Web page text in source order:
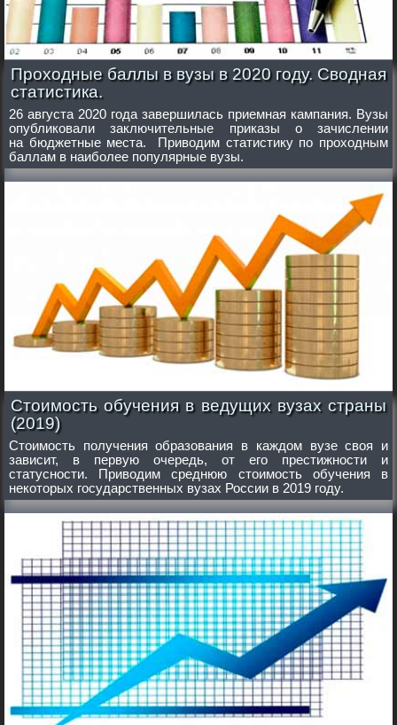
Проходные баллы в вузы в 2020 году. Сводная
статистика.
26 августа 2020 года завершилась приемная кампания. Вузы
опубликовали заключительные приказы о зачислении
на бюджетные места. Приводим статистику по проходным
баллам в наиболее популярные вузы.
Стоимость обучения в ведущих вузах страны
(2019)
Стоимость получения образования в каждом вузе своя и
зависит, в первую очередь, от его престижности и
статусности. Приводим среднюю стоимость обучения в
некоторых государственных вузах России в 2019 году.